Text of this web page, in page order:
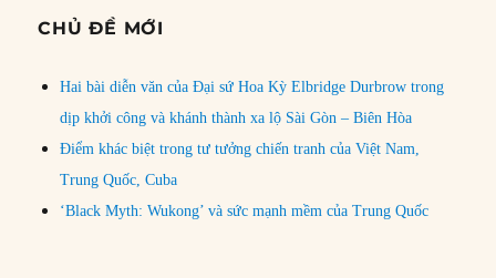
CHỦ ĐỀ MỚI
Hai bài diễn văn của Đại sứ Hoa Kỳ Elbridge Durbrow trong
dịp khởi công và khánh thành xa lộ Sài Gòn – Biên Hòa
Điểm khác biệt trong tư tưởng chiến tranh của Việt Nam,
Trung Quốc, Cuba
‘Black Myth: Wukong’ và sức mạnh mềm của Trung Quốc